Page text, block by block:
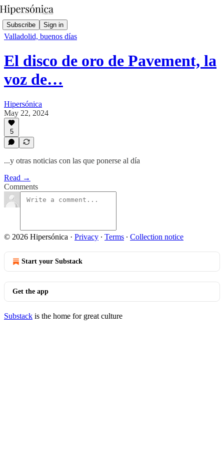
Subscribe Sign in
Valladolid, buenos días
El disco de oro de Pavement, la
voz de…
Hipersónica
May 22, 2024
5
...y otras noticias con las que ponerse al día
Read →
Comments
© 2026 Hipersónica · Privacy ∙ Terms ∙ Collection notice
Start your Substack
Get the app
Substack is the home for great culture